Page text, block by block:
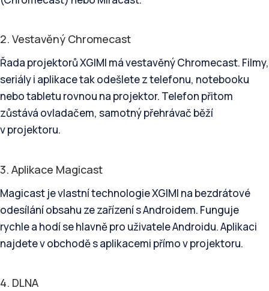
2. Vestavěný Chromecast
Řada projektorů XGIMI má vestavěný Chromecast. Filmy,
seriály i aplikace tak odešlete z telefonu, notebooku
nebo tabletu rovnou na projektor. Telefon přitom
zůstává ovladačem, samotný přehrávač běží
v projektoru.
3. Aplikace Magicast
Magicast je vlastní technologie XGIMI na bezdrátové
odesílání obsahu ze zařízení s Androidem. Funguje
rychle a hodí se hlavně pro uživatele Androidu. Aplikaci
najdete v obchodě s aplikacemi přímo v projektoru.
4. DLNA